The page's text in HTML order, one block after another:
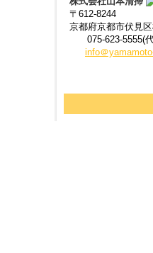
〒612-8244
京都府京都市伏見
075-623-
info＠